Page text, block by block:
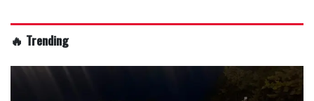
🔥 Trending